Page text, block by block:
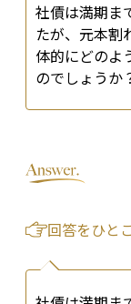
社債は満期ま
たが、元本割
体的にどのよ
のでしょうか
回答をひと